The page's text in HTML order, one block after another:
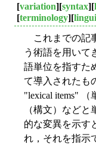
[variation][syntax][
[terminology][
これまでの記
う術語を用いて
語単位を指すた
て導入されたも
"lexical items" （
（構文）など
的な変異を示す
れ，それを指示